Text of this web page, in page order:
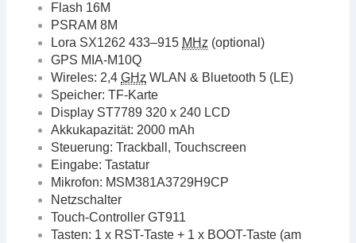
Flash 16M
PSRAM 8M
Lora SX1262 433–915 MHz (optional)
GPS MIA-M10Q
Wireles: 2,4 GHz WLAN & Bluetooth 5 (LE)
Speicher: TF-Karte
Display ST7789 320 x 240 LCD
Akkukapazität: 2000 mAh
Steuerung: Trackball, Touchscreen
Eingabe: Tastatur
Mikrofon: MSM381A3729H9CP
Netzschalter
Touch-Controller GT911
Tasten: 1 x RST-Taste + 1 x BOOT-Taste (am